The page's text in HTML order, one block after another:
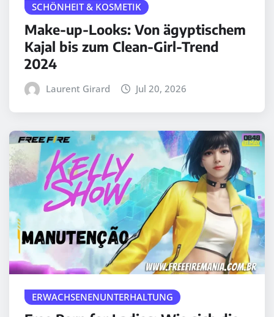
SCHÖNHEIT & KOSMETIK
Make-up-Looks: Von ägyptischem
Kajal bis zum Clean-Girl-Trend
2024
Laurent Girard Jul 20, 2026
ERWACHSENENUNTERHALTUNG